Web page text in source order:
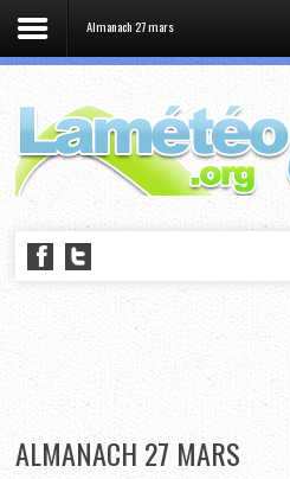
Almanach 27 mars
ALMANACH 27 MARS